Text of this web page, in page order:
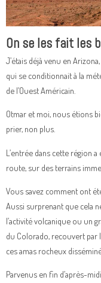
On se les fait les
J’étais déjà venu en
qui se conditionnait à la
de l’Ouest Américain.
Otmar et moi, nous étions
prier, non plus.
L’entrée dans cette région
route, sur des terrains
Vous savez comment ont
Aussi surprenant que cela
l’activité volcanique ou un
du Colorado, recouvert par
ces amas rocheux
Parvenus en fin d’après-